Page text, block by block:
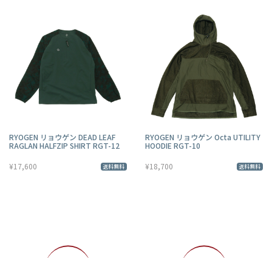
RYOGEN リョウゲン DEAD LEAF
RAGLAN HALFZIP SHIRT RGT-12
¥17,600 送料無料
RYOGEN リョウゲン Octa UTILITY
HOODIE RGT-10
¥18,700 送料無料